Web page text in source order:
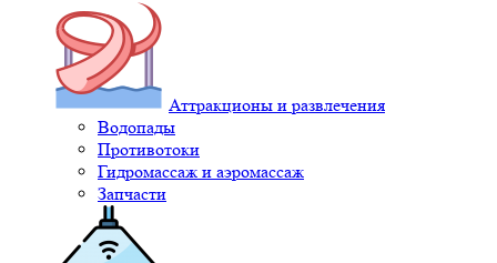
Аттракционы и развлечения
Водопады
Противотоки
Гидромассаж и аэромассаж
Запчасти